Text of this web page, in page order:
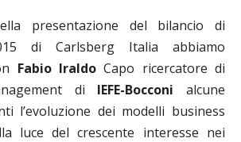
presentazione del bilancio di
di Carlsberg Italia abbiamo
Fabio Iraldo Capo ricercatore di
di IEFE-Bocconi alcune
l’evoluzione dei modelli business
luce del crescente interesse nei